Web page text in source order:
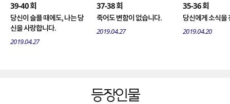
39-40회
당신이 슬플 때에도, 나는 당
신을 사랑합니다.
2019.04.27
37-38회
죽어도 변함이 없습니다.
2019.04.27
35-36회
당신에게 소식을
2019.04.20
등장인물